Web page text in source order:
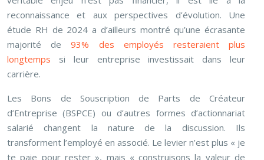
reconnaissance et aux perspectives d’évolution. Une
étude RH de 2024 a d’ailleurs montré qu’une écrasante
majorité de93% des employés resteraient plus
longtemps si leur entreprise investissait dans leur
carrière.
Les Bons de Souscription de Parts de Créateur
d’Entreprise (BSPCE) ou d’autres formes d’actionnariat
salarié changent la nature de la discussion. Ils
transforment l’employé en associé. Le levier n’est plus « je
te paie pour rester », mais « construisons la valeur de